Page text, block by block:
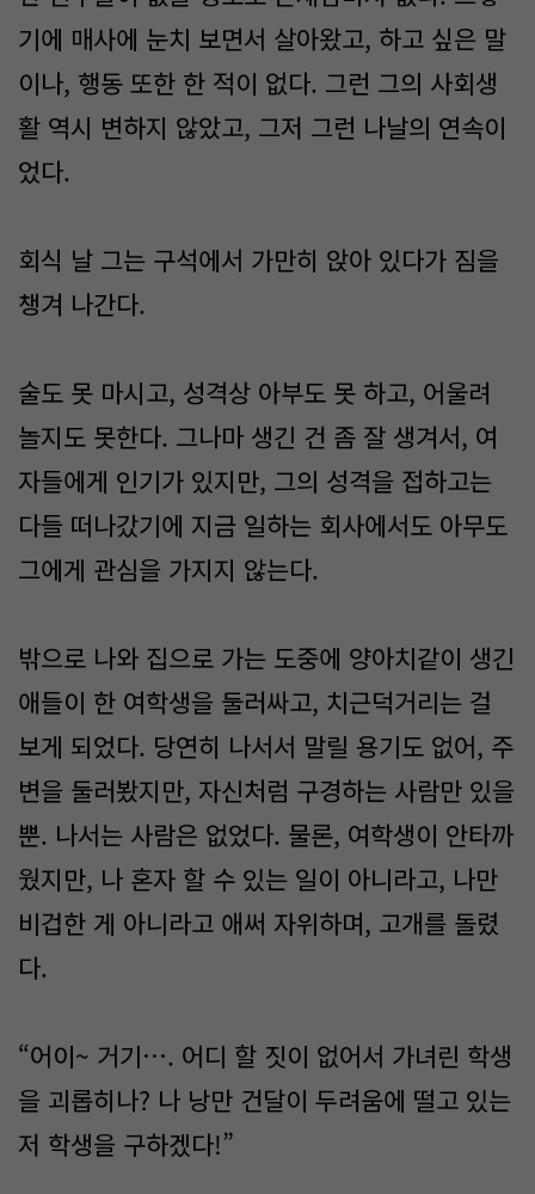
기에 매사에 눈치 보면서 살아왔고, 하고 싶은 말
이나, 행동 또한 한 적이 없다. 그런 그의 사회생
활 역시 변하지 않았고, 그저 그런 나날의 연속이
었다.
회식 날 그는 구석에서 가만히 앉아 있다가 짐을
챙겨 나간다.
술도 못 마시고, 성격상 아부도 못 하고, 어울려
놀지도 못한다. 그나마 생긴 건 좀 잘 생겨서, 여
자들에게 인기가 있지만, 그의 성격을 접하고는
다들 떠나갔기에 지금 일하는 회사에서도 아무도
그에게 관심을 가지지 않는다.
밖으로 나와 집으로 가는 도중에 양아치같이 생긴
애들이 한 여학생을 둘러싸고, 치근덕거리는 걸
보게 되었다. 당연히 나서서 말릴 용기도 없어, 주
변을 둘러봤지만, 자신처럼 구경하는 사람만 있을
뿐. 나서는 사람은 없었다. 물론, 여학생이 안타까
웠지만, 나 혼자 할 수 있는 일이 아니라고, 나만
비겁한 게 아니라고 애써 자위하며, 고개를 돌렸
다.
“어이~ 거기…. 어디 할 짓이 없어서 가녀린 학생
을 괴롭히나? 나 낭만 건달이 두려움에 떨고 있는
저 학생을 구하겠다!”